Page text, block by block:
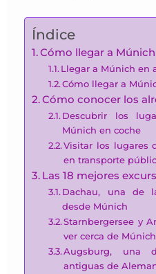
Índice
Cómo llegar a Múnich
Llegar a Múnich en
Cómo llegar a
Cómo conocer los
Descubrir los
Múnich en coche
Visitar los lugares
en transporte
Las 18 mejores
Dachau, una de
desde Múnich
Starnbergersee y
ver cerca de Múnich
Augsburg, una
antiguas de